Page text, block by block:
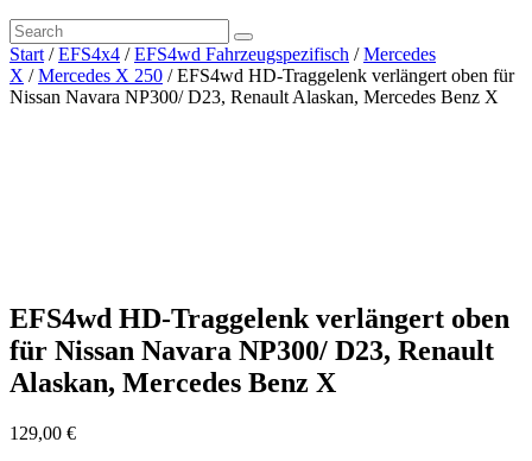
Start /EFS4x4 /EFS4wd Fahrzeugspezifisch /Mercedes
X /Mercedes X 250 / EFS4wd HD-Traggelenk verlängert oben für
Nissan Navara NP300/ D23, Renault Alaskan, Mercedes Benz X
EFS4wd HD-Traggelenk verlängert oben
für Nissan Navara NP300/ D23, Renault
Alaskan, Mercedes Benz X
129,00 €